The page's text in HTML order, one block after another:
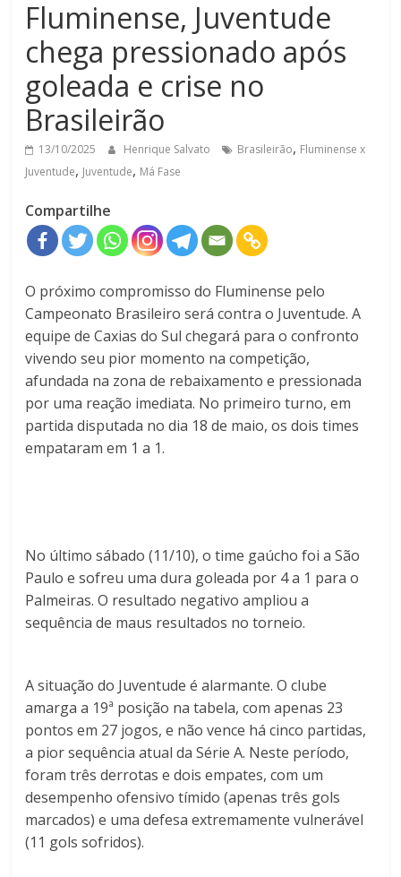
Fluminense, Juventude
chega pressionado após
goleada e crise no
Brasileirão
13/10/2025 Henrique Salvato Brasileirão, Fluminense x
Juventude, Juventude, Má Fase
Compartilhe
O próximo compromisso do Fluminense pelo
Campeonato Brasileiro será contra o Juventude. A
equipe de Caxias do Sul chegará para o confronto
vivendo seu pior momento na competição,
afundada na zona de rebaixamento e pressionada
por uma reação imediata. No primeiro turno, em
partida disputada no dia 18 de maio, os dois times
empataram em 1 a 1.
No último sábado (11/10), o time gaúcho foi a São
Paulo e sofreu uma dura goleada por 4 a 1 para o
Palmeiras. O resultado negativo ampliou a
sequência de maus resultados no torneio.
A situação do Juventude é alarmante. O clube
amarga a 19ª posição na tabela, com apenas 23
pontos em 27 jogos, e não vence há cinco partidas,
a pior sequência atual da Série A. Neste período,
foram três derrotas e dois empates, com um
desempenho ofensivo tímido (apenas três gols
marcados) e uma defesa extremamente vulnerável
(11 gols sofridos).